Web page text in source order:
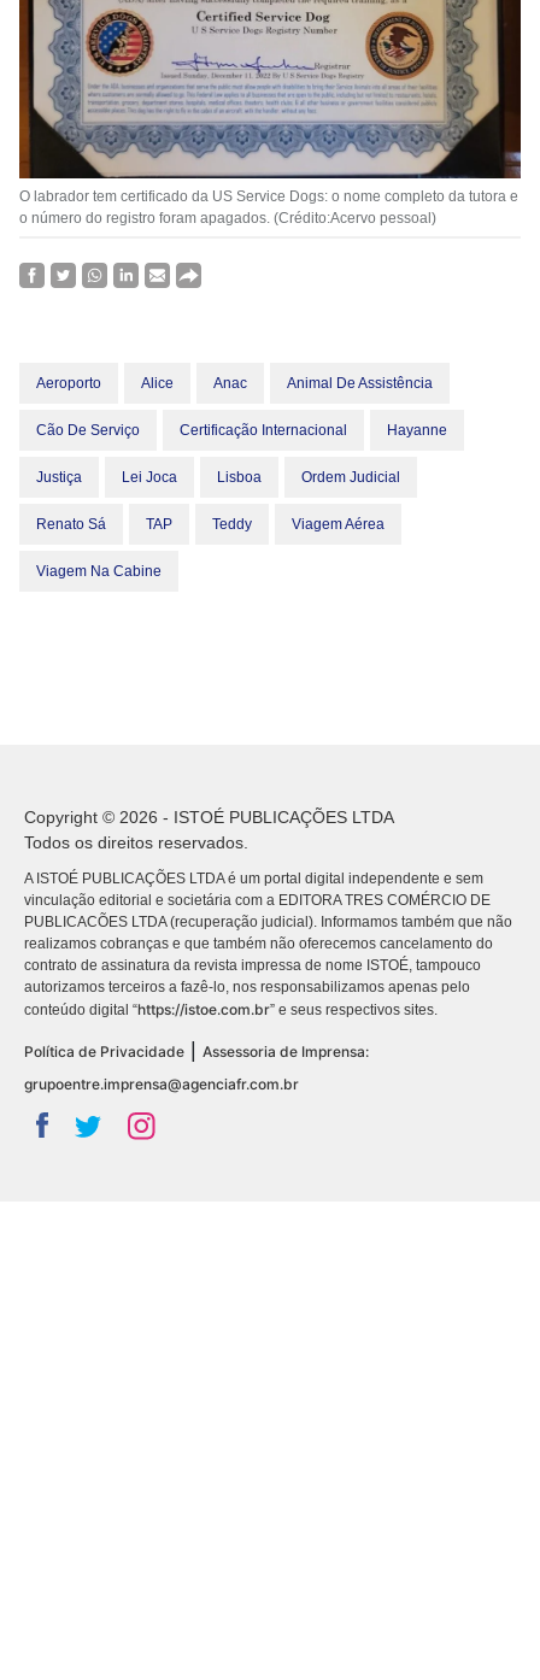
O labrador tem certificado da US Service Dogs: o nome completo da tutora e
o número do registro foram apagados. (Crédito:Acervo pessoal)
Aeroporto Alice Anac Animal De Assistência
Cão De Serviço Certificação Internacional Hayanne
Justiça Lei Joca Lisboa Ordem Judicial
Renato Sá TAP Teddy Viagem Aérea
Viagem Na Cabine
Copyright © 2026 - ISTOÉ PUBLICAÇÕES LTDA
Todos os direitos reservados.
A ISTOÉ PUBLICAÇÕES LTDA é um portal digital independente e sem
vinculação editorial e societária com a EDITORA TRES COMÉRCIO DE
PUBLICACÕES LTDA (recuperação judicial). Informamos também que não
realizamos cobranças e que também não oferecemos cancelamento do
contrato de assinatura da revista impressa de nome ISTOÉ, tampouco
autorizamos terceiros a fazê-lo, nos responsabilizamos apenas pelo
conteúdo digital “https://istoe.com.br” e seus respectivos sites.
Política de Privacidade
Assessoria de Imprensa:
grupoentre.imprensa@agenciafr.com.br